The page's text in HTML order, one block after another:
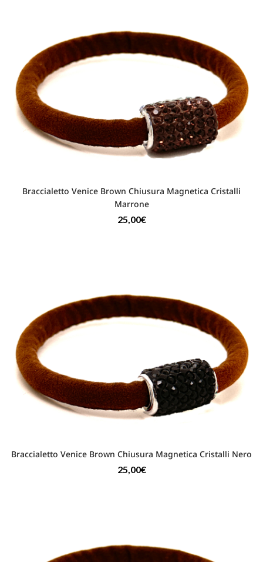
Braccialetto Venice Brown Chiusura Magnetica Cristalli
Marrone
25,00€
Braccialetto Venice Brown Chiusura Magnetica Cristalli Nero
25,00€